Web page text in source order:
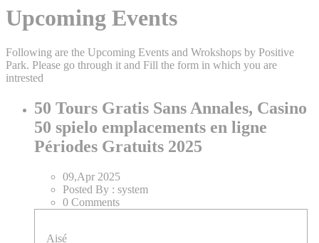
Upcoming Events
Following are the Upcoming Events and Wrokshops by Positive
Park. Please go through it and Fill the form in which you are
intrested
50 Tours Gratis Sans Annales, Casino
50 spielo emplacements en ligne
Périodes Gratuits 2025
09,Apr 2025
Posted By : system
0 Comments
Aisé